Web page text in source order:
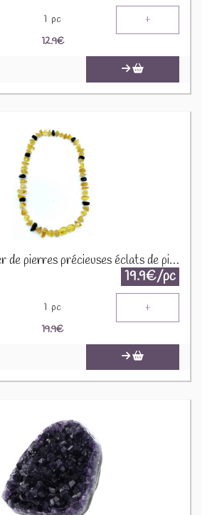
1 pc +
12.9€
Ambre - Collier de pierres précieuses éclats de pierres 45cm COLC-AMB
19.9€/pc
1 pc +
19.9€